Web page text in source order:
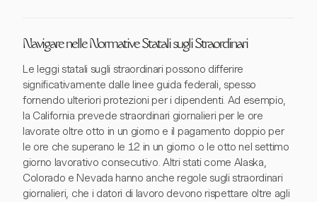
Navigare nelle Normative Statali sugli Straordinari
Le leggi statali sugli straordinari possono differire
significativamente dalle linee guida federali, spesso
fornendo ulteriori protezioni per i dipendenti. Ad esempio,
la California prevede straordinari giornalieri per le ore
lavorate oltre otto in un giorno e il pagamento doppio per
le ore che superano le 12 in un giorno o le otto nel settimo
giorno lavorativo consecutivo. Altri stati come Alaska,
Colorado e Nevada hanno anche regole sugli straordinari
giornalieri, che i datori di lavoro devono rispettare oltre agli